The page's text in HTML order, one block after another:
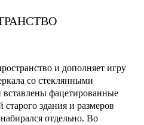
и дополняет игру
со стеклянными
фацетированные
старого здания и размеров
отдельно. Во